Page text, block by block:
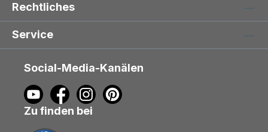
Rechtliches
Service
Social-Media-Kanälen
Zu finden bei